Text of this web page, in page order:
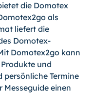
die Domotex
als
liefert die
Do­motex-
Domotex2go kann
und
Termine
Messeguide einen